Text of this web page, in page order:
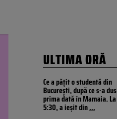
ULTIMA ORĂ
Ce a pățit o studentă din
București, după ce s-a dus
prima dată în Mamaia. La
5:30, a ieșit din...